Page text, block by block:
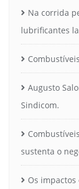
Na corrida
lubrificantes
Augusto
Sindicom.
sustenta o
Os